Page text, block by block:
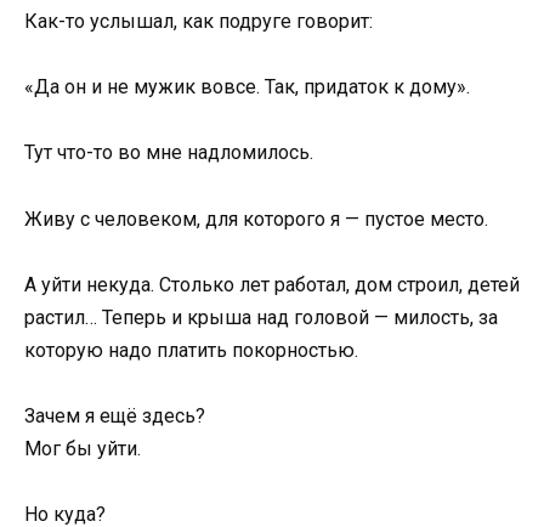
Как-то услышал, как подруге говорит:
«Да он и не мужик вовсе. Так, придаток к дому».
Тут что-то во мне надломилось.
Живу с человеком, для которого я — пустое место.
А уйти некуда. Столько лет работал, дом строил, детей
растил… Теперь и крыша над головой — милость, за
которую надо платить покорностью.
Зачем я ещё здесь?
Мог бы уйти.
Но куда?